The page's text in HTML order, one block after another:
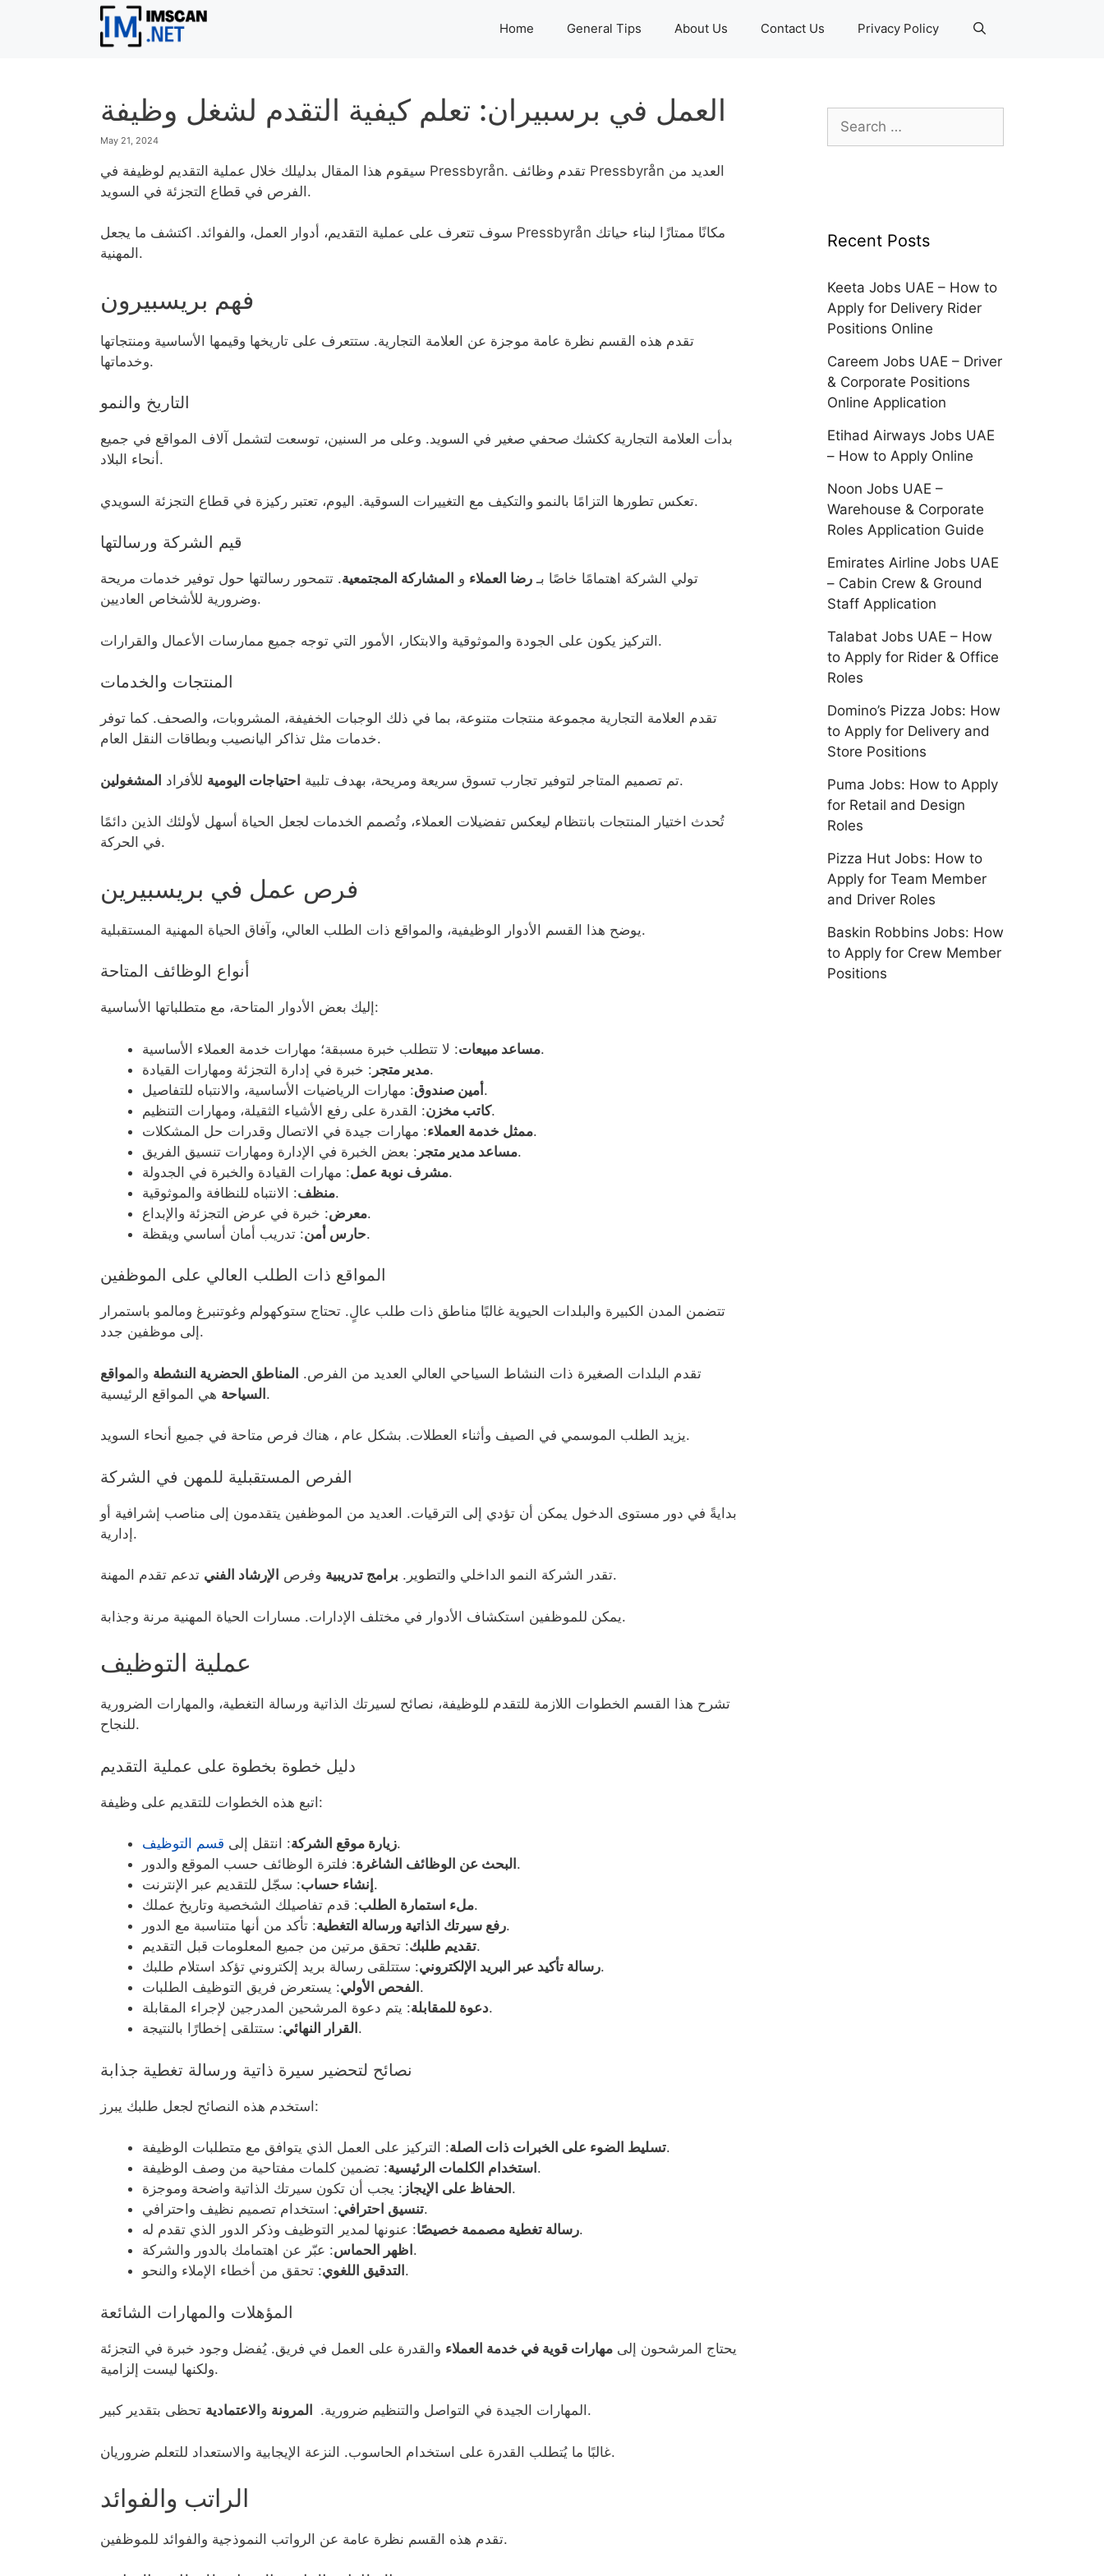
Home General Tips About Us Contact Us Privacy Policy
العمل في برسبيران: تعلم كيفية التقدم لشغل وظيفة
May 21, 2024
سيقوم هذا المقال بدليلك خلال عملية التقديم لوظيفة في Pressbyrån. تقدم وظائف Pressbyrån العديد من
الفرص في قطاع التجزئة في السويد.
سوف تتعرف على عملية التقديم، أدوار العمل، والفوائد. اكتشف ما يجعل Pressbyrån مكانًا ممتازًا لبناء حياتك
المهنية.
فهم بريسبيرون
تقدم هذه القسم نظرة عامة موجزة عن العلامة التجارية. ستتعرف على تاريخها وقيمها الأساسية ومنتجاتها
وخدماتها.
التاريخ والنمو
بدأت العلامة التجارية ككشك صحفي صغير في السويد. وعلى مر السنين، توسعت لتشمل آلاف المواقع في جميع
أنحاء البلاد.
تعكس تطورها التزامًا بالنمو والتكيف مع التغييرات السوقية. اليوم، تعتبر ركيزة في قطاع التجزئة السويدي.
قيم الشركة ورسالتها
تولي الشركة اهتمامًا خاصًا بـ رضا العملاء و المشاركة المجتمعية. تتمحور رسالتها حول توفير خدمات مريحة
وضرورية للأشخاص العاديين.
التركيز يكون على الجودة والموثوقية والابتكار، الأمور التي توجه جميع ممارسات الأعمال والقرارات.
المنتجات والخدمات
تقدم العلامة التجارية مجموعة منتجات متنوعة، بما في ذلك الوجبات الخفيفة، المشروبات، والصحف. كما توفر
خدمات مثل تذاكر اليانصيب وبطاقات النقل العام.
تم تصميم المتاجر لتوفير تجارب تسوق سريعة ومريحة، بهدف تلبية احتياجات اليومية للأفراد المشغولين .
تُحدث اختيار المنتجات بانتظام ليعكس تفضيلات العملاء، وتُصمم الخدمات لجعل الحياة أسهل لأولئك الذين دائمًا
في الحركة.
فرص عمل في بريسبيرين
يوضح هذا القسم الأدوار الوظيفية، والمواقع ذات الطلب العالي، وآفاق الحياة المهنية المستقبلية.
أنواع الوظائف المتاحة
إليك بعض الأدوار المتاحة، مع متطلباتها الأساسية:
مساعد مبيعات: لا تتطلب خبرة مسبقة؛ مهارات خدمة العملاء الأساسية.
مدير متجر: خبرة في إدارة التجزئة ومهارات القيادة.
أمين صندوق: مهارات الرياضيات الأساسية، والانتباه للتفاصيل.
كاتب مخزن: القدرة على رفع الأشياء الثقيلة، ومهارات التنظيم.
ممثل خدمة العملاء: مهارات جيدة في الاتصال وقدرات حل المشكلات.
مساعد مدير متجر: بعض الخبرة في الإدارة ومهارات تنسيق الفريق.
مشرف نوبة عمل: مهارات القيادة والخبرة في الجدولة.
منظف: الانتباه للنظافة والموثوقية.
معرض: خبرة في عرض التجزئة والإبداع.
حارس أمن: تدريب أمان أساسي ويقظة.
المواقع ذات الطلب العالي على الموظفين
تتضمن المدن الكبيرة والبلدات الحيوية غالبًا مناطق ذات طلب عالٍ. تحتاج ستوكهولم وغوتنبرغ ومالمو باستمرار
إلى موظفين جدد.
تقدم البلدات الصغيرة ذات النشاط السياحي العالي العديد من الفرص. المناطق الحضرية النشطة والمواقع
السياحةهي المواقع الرئيسية.
يزيد الطلب الموسمي في الصيف وأثناء العطلات. بشكل عام ، هناك فرص متاحة في جميع أنحاء السويد.
الفرص المستقبلية للمهن في الشركة
بدايةً في دور مستوى الدخول يمكن أن تؤدي إلى الترقيات. العديد من الموظفين يتقدمون إلى مناصب إشرافية أو
إدارية.
تقدر الشركة النمو الداخلي والتطوير. برامج تدريبية وفرص الإرشاد الفني تدعم تقدم المهنة.
يمكن للموظفين استكشاف الأدوار في مختلف الإدارات. مسارات الحياة المهنية مرنة وجذابة.
عملية التوظيف
تشرح هذا القسم الخطوات اللازمة للتقدم للوظيفة، نصائح لسيرتك الذاتية ورسالة التغطية، والمهارات الضرورية
للنجاح.
دليل خطوة بخطوة على عملية التقديم
اتبع هذه الخطوات للتقديم على وظيفة:
زيارة موقع الشركة: انتقل إلى قسم التوظيف
.
البحث عن الوظائف الشاغرة : فلترة الوظائف حسب الموقع والدور.
إنشاء حساب: سجّل للتقديم عبر الإنترنت.
ملء استمارة الطلب: قدم تفاصيلك الشخصية وتاريخ عملك.
رفع سيرتك الذاتية ورسالة التغطية: تأكد من أنها متناسبة مع الدور.
تقديم طلبك: تحقق مرتين من جميع المعلومات قبل التقديم.
رسالة تأكيد عبر البريد الإلكتروني: ستتلقى رسالة بريد إلكتروني تؤكد استلام طلبك.
الفحص الأولي : يستعرض فريق التوظيف الطلبات.
دعوة للمقابلة: يتم دعوة المرشحين المدرجين لإجراء المقابلة.
القرار النهائي : ستتلقى إخطارًا بالنتيجة.
نصائح لتحضير سيرة ذاتية ورسالة تغطية جذابة
استخدم هذه النصائح لجعل طلبك يبرز:
تسليط الضوء على الخبرات ذات الصلة: التركيز على العمل الذي يتوافق مع متطلبات الوظيفة.
استخدام الكلمات الرئيسية : تضمين كلمات مفتاحية من وصف الوظيفة.
الحفاظ على الإيجاز : يجب أن تكون سيرتك الذاتية واضحة وموجزة.
تنسيق احترافي: استخدام تصميم نظيف واحترافي.
رسالة تغطية مصممة خصيصًا: عنونها لمدير التوظيف وذكر الدور الذي تقدم له.
اظهر الحماس : عبّر عن اهتمامك بالدور والشركة.
التدقيق اللغوي : تحقق من أخطاء الإملاء والنحو.
المؤهلات والمهارات الشائعة
يحتاج المرشحون إلى مهارات قوية في خدمة العملاء والقدرة على العمل في فريق. يُفضل وجود خبرة في التجزئة
ولكنها ليست إلزامية.
المهارات الجيدة في التواصل والتنظيم ضرورية. المرونة و الاعتمادية تحظى بتقدير كبير.
غالبًا ما يُتطلب القدرة على استخدام الحاسوب. النزعة الإيجابية والاستعداد للتعلم ضروريان.
الراتب والفوائد
تقدم هذه القسم نظرة عامة عن الرواتب النموذجية والفوائد للموظفين.
Search
for:
Recent Posts
Keeta Jobs UAE – How to
Apply for Delivery Rider
Positions Online
Careem Jobs UAE – Driver
& Corporate Positions
Online Application
Etihad Airways Jobs UAE
– How to Apply Online
Noon Jobs UAE –
Warehouse & Corporate
Roles Application Guide
Emirates Airline Jobs UAE
– Cabin Crew & Ground
Staff Application
Talabat Jobs UAE – How
to Apply for Rider & Office
Roles
Domino’s Pizza Jobs: How
to Apply for Delivery and
Store Positions
Puma Jobs: How to Apply
for Retail and Design
Roles
Pizza Hut Jobs: How to
Apply for Team Member
and Driver Roles
Baskin Robbins Jobs: How
to Apply for Crew Member
Positions